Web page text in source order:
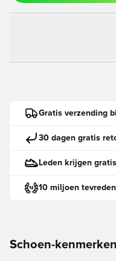
Gratis verzending
30 dagen gratis
Leden krijgen
10 miljoen
Schoen-kenmerken